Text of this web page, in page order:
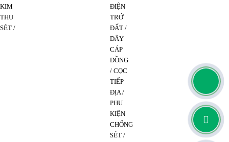
KIM
THU
SÉT /
ĐIỆN
TRỞ
ĐẤT /
DÂY
CÁP
ĐỒNG
/CỌC
TIẾP
ĐỊA /
PHỤ
KIỆN
CHỐNG
SÉT /